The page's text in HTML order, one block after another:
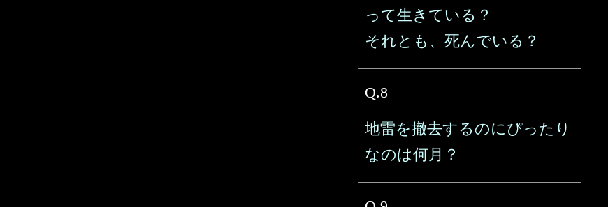
って生きている？
それとも、死んでいる？
Q.8
地雷を撤去するのにぴったり
なのは何月？